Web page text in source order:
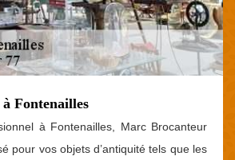
Fontenailles
à Fontenailles, Marc Brocanteur
pour vos objets d’antiquité tels que les